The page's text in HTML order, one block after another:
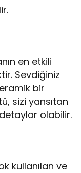
en etkili
Sevdiğiniz
bir
sizi yansıtan
olabilir.
kullanılan ve